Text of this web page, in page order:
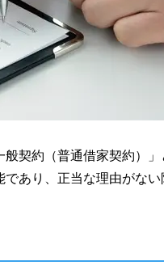
契約（普通借家契約）
あり、正当な理由がな